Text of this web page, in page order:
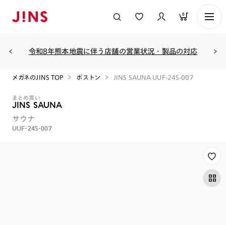
0
令和8年熊本地震に伴う店舗の営業状況・製品の対応
メガネのJINS TOP ボストン JINS SAUNA UUF-24S-007
まとめ買い
JINS SAUNA
サウナ
UUF-24S-007